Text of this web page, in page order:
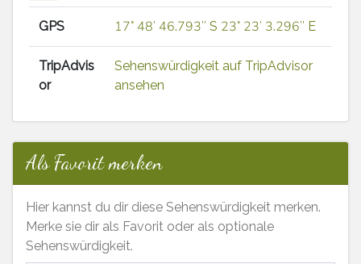
GPS 17° 48′ 46.793″ S 23° 23′ 3.296″ E
TripAdvis
or
Sehenswürdigkeit auf TripAdvisor
ansehen
Als Favorit merken
Hier kannst du dir diese Sehenswürdigkeit merken.
Merke sie dir als Favorit oder als optionale
Sehenswürdigkeit.